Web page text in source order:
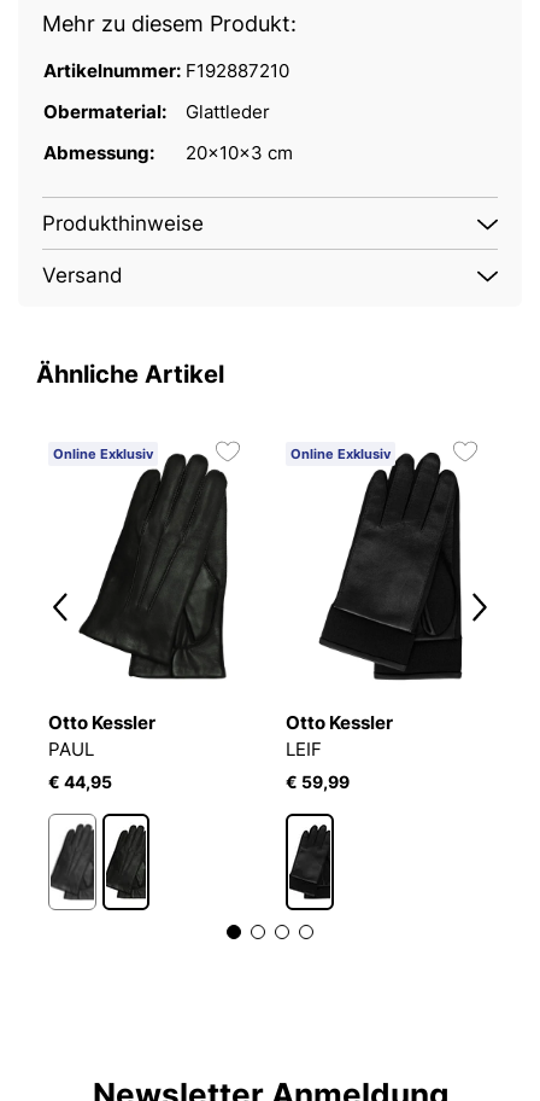
Mehr zu diesem Produkt:
Artikelnummer: F192887210
Obermaterial:
Glattleder
Abmessung:
20x10x3 cm
Produkthinweise
Versand
Ähnliche Artikel
Online Exklusiv
Otto Kessler
PAUL
€ 44,95
Online Exklusiv
Otto Kessler
LEIF
€ 59,99